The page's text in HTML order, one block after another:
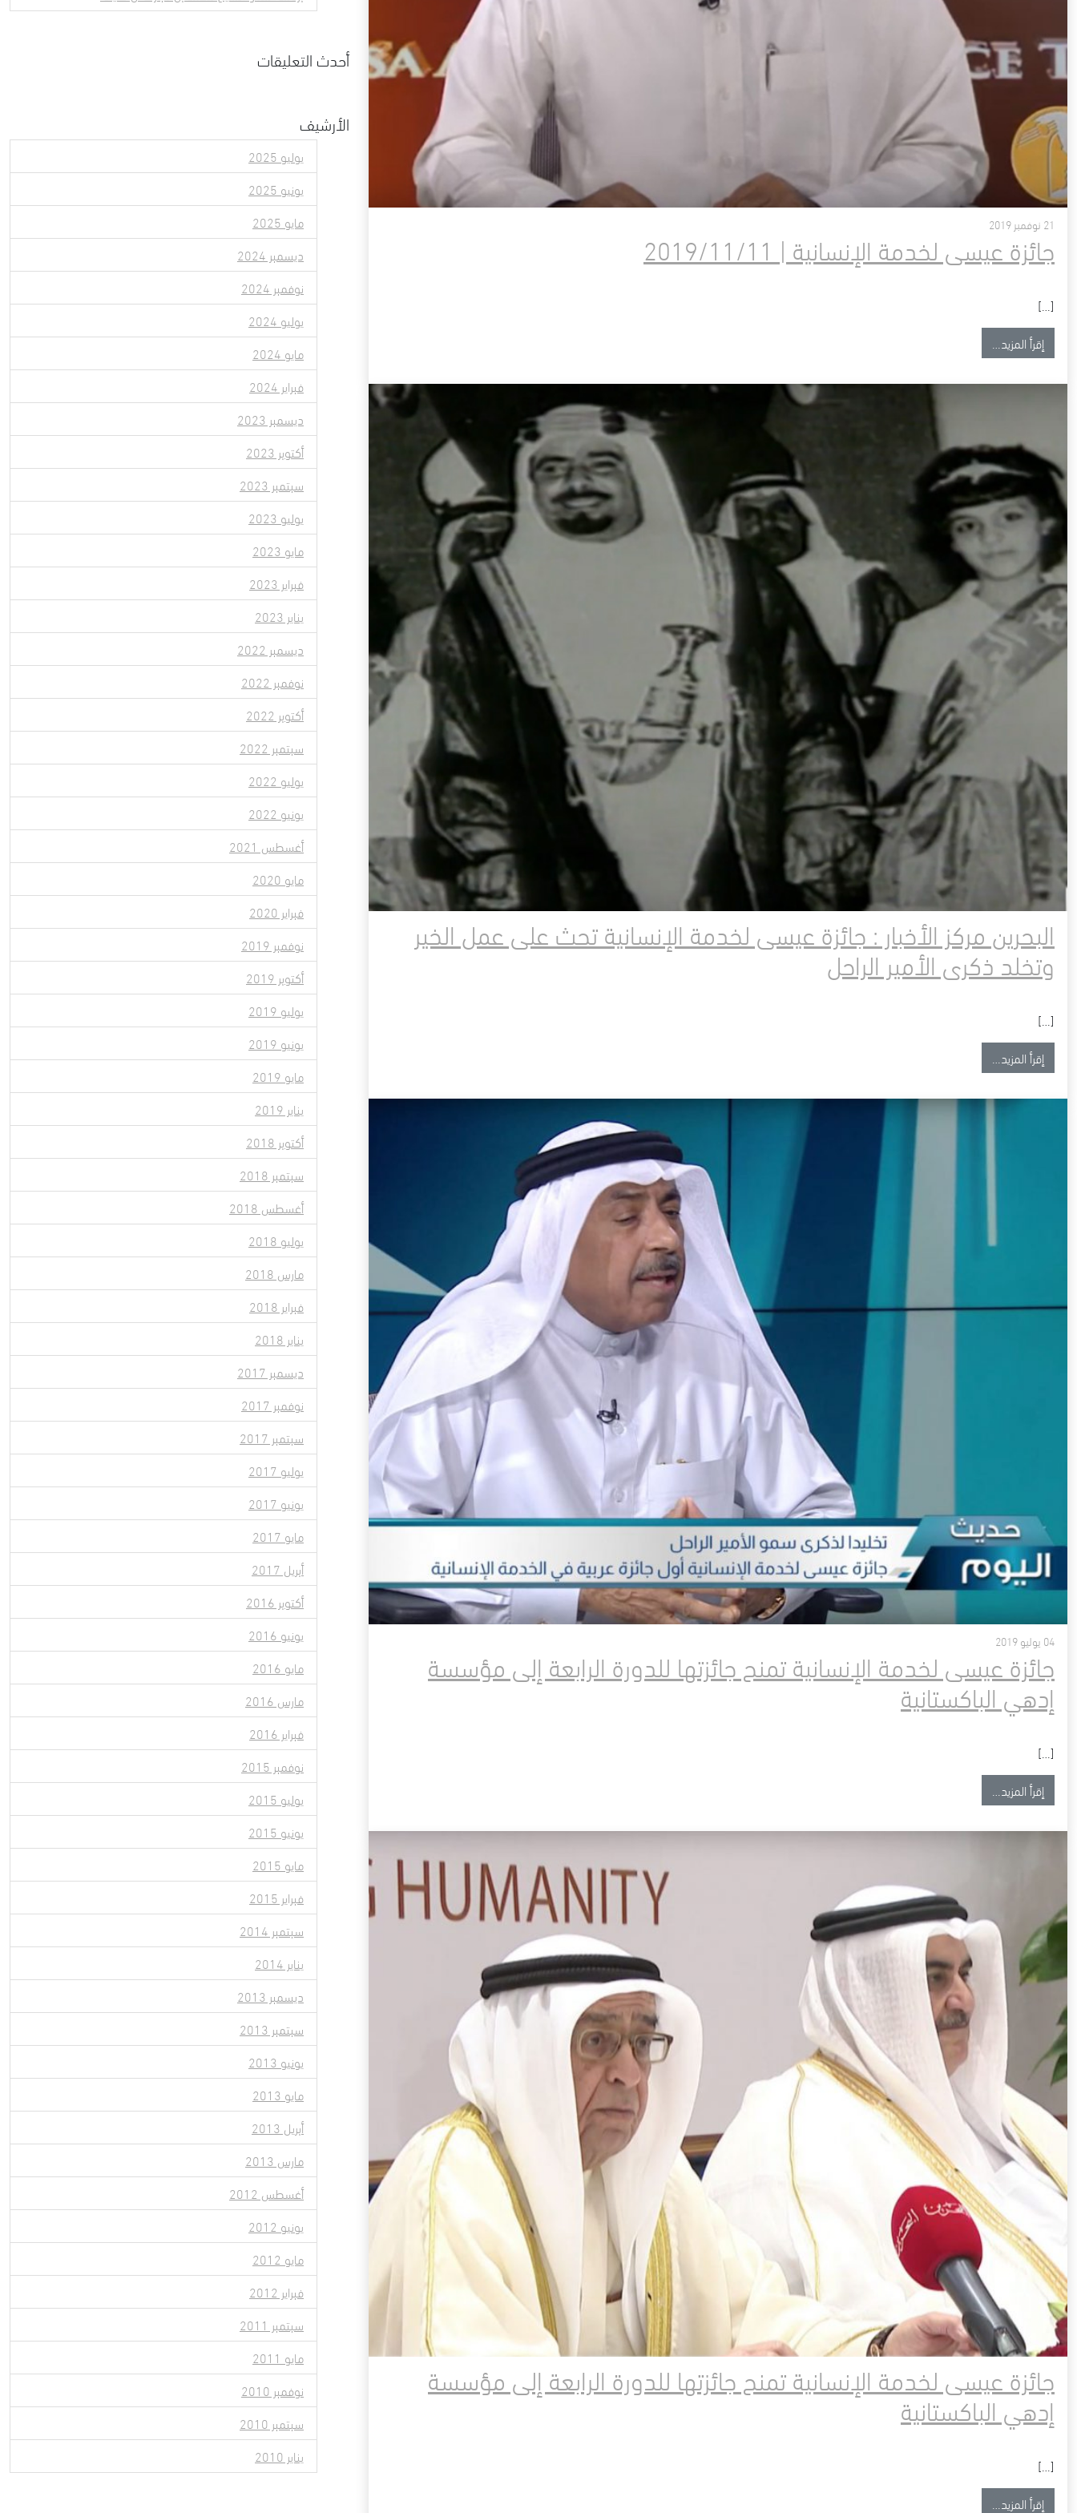
21 نوفمبر 2019
جائزة عيسى لخدمة الإنسانية | 2019/11/11
[…]
إقرأ المزيد…
البحرين مركز الأخبار : جائزة عيسى لخدمة الإنسانية تحث على عمل الخير
وتخلد ذكرى الأمير الراحل
[…]
إقرأ المزيد…
04 يوليو 2019
جائزة عيسى لخدمة الإنسانية تمنح جائزتها للدورة الرابعة إلى مؤسسة
إدهي الباكستانية
[…]
إقرأ المزيد…
جائزة عيسى لخدمة الإنسانية تمنح جائزتها للدورة الرابعة إلى مؤسسة
إدهي الباكستانية
[…]
إقرأ المزيد…
أحدث التعليقات
الأرشيف
يوليو 2025
يونيو 2025
مايو 2025
ديسمبر 2024
نوفمبر 2024
يوليو 2024
مايو 2024
فبراير 2024
ديسمبر 2023
أكتوبر 2023
سبتمبر 2023
يوليو 2023
مايو 2023
فبراير 2023
يناير 2023
ديسمبر 2022
نوفمبر 2022
أكتوبر 2022
سبتمبر 2022
يوليو 2022
يونيو 2022
أغسطس 2021
مايو 2020
فبراير 2020
نوفمبر 2019
أكتوبر 2019
يوليو 2019
يونيو 2019
مايو 2019
يناير 2019
أكتوبر 2018
سبتمبر 2018
أغسطس 2018
يوليو 2018
مارس 2018
فبراير 2018
يناير 2018
ديسمبر 2017
نوفمبر 2017
سبتمبر 2017
يوليو 2017
يونيو 2017
مايو 2017
أبريل 2017
أكتوبر 2016
يونيو 2016
مايو 2016
مارس 2016
فبراير 2016
نوفمبر 2015
يوليو 2015
يونيو 2015
مايو 2015
فبراير 2015
سبتمبر 2014
يناير 2014
ديسمبر 2013
سبتمبر 2013
يونيو 2013
مايو 2013
أبريل 2013
مارس 2013
أغسطس 2012
يونيو 2012
مايو 2012
فبراير 2012
سبتمبر 2011
مايو 2011
نوفمبر 2010
سبتمبر 2010
يناير 2010